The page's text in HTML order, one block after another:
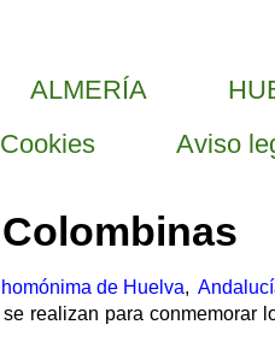
ALMERÍA
Aviso
de Huelva,
realizan para conmemorar